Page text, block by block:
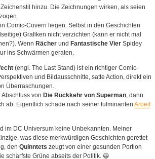
hinzu. Die Zeichnungen wirken, als seien
Comic-Covern liegen. Selbst in den Geschichten
Grafiken nicht verzichten (kann er nicht mal
Wenn Rächer und Fantastische Vier Spidey
ins Schwärmen geraten.
(engl. The Last Stand) ist ein richtiger Comic-
und Bildausschnitte, satte Action, direkt ein
Überraschungen.
von Die Rückkehr von Superman , dann
ab. Eigentlich schade nach seiner fulminanten Arbeit
im DC Universum keine Unbekannten. Meiner
was diese merkwürdigen Geschichten gerettet
den Quinntets zeugt von einer gesunden Portion
schärfste Grüne abseits der Politik. 😀